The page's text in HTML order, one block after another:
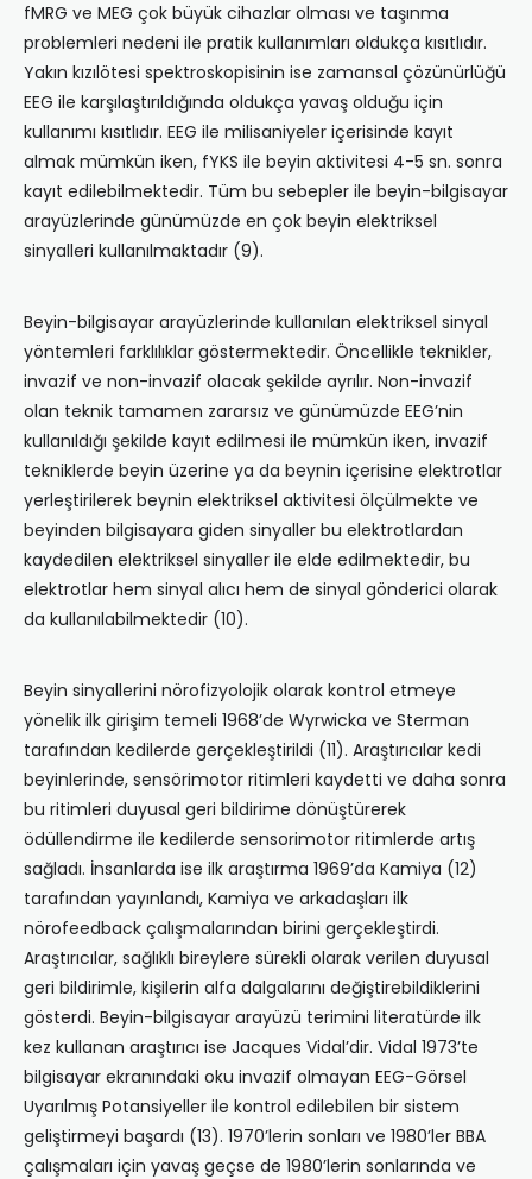
fMRG ve MEG çok büyük cihazlar olması ve taşınma
problemleri nedeni ile pratik kullanımları oldukça kısıtlıdır.
Yakın kızılötesi spektroskopisinin ise zamansal çözünürlüğü
EEG ile karşılaştırıldığında oldukça yavaş olduğu için
kullanımı kısıtlıdır. EEG ile milisaniyeler içerisinde kayıt
almak mümkün iken, fYKS ile beyin aktivitesi 4-5 sn. sonra
kayıt edilebilmektedir. Tüm bu sebepler ile beyin-bilgisayar
arayüzlerinde günümüzde en çok beyin elektriksel
sinyalleri kullanılmaktadır (9).
Beyin-bilgisayar arayüzlerinde kullanılan elektriksel sinyal
yöntemleri farklılıklar göstermektedir. Öncellikle teknikler,
invazif ve non-invazif olacak şekilde ayrılır. Non-invazif
olan teknik tamamen zararsız ve günümüzde EEG’nin
kullanıldığı şekilde kayıt edilmesi ile mümkün iken, invazif
tekniklerde beyin üzerine ya da beynin içerisine elektrotlar
yerleştirilerek beynin elektriksel aktivitesi ölçülmekte ve
beyinden bilgisayara giden sinyaller bu elektrotlardan
kaydedilen elektriksel sinyaller ile elde edilmektedir, bu
elektrotlar hem sinyal alıcı hem de sinyal gönderici olarak
da kullanılabilmektedir (10).
Beyin sinyallerini nörofizyolojik olarak kontrol etmeye
yönelik ilk girişim temeli 1968’de Wyrwicka ve Sterman
tarafından kedilerde gerçekleştirildi (11). Araştırıcılar kedi
beyinlerinde, sensörimotor ritimleri kaydetti ve daha sonra
bu ritimleri duyusal geri bildirime dönüştürerek
ödüllendirme ile kedilerde sensorimotor ritimlerde artış
sağladı. İnsanlarda ise ilk araştırma 1969’da Kamiya (12)
tarafından yayınlandı, Kamiya ve arkadaşları ilk
nörofeedback çalışmalarından birini gerçekleştirdi.
Araştırıcılar, sağlıklı bireylere sürekli olarak verilen duyusal
geri bildirimle, kişilerin alfa dalgalarını değiştirebildiklerini
gösterdi. Beyin-bilgisayar arayüzü terimini literatürde ilk
kez kullanan araştırıcı ise Jacques Vidal’dir. Vidal 1973’te
bilgisayar ekranındaki oku invazif olmayan EEG-Görsel
Uyarılmış Potansiyeller ile kontrol edilebilen bir sistem
geliştirmeyi başardı (13). 1970’lerin sonları ve 1980’ler BBA
çalışmaları için yavaş geçse de 1980’lerin sonlarında ve